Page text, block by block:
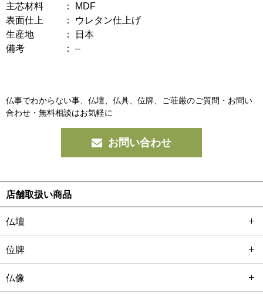
主芯材料
MDF
表面仕上
ウレタン仕上げ
生産地
日本
備考
–
仏事でわからない事、仏壇、仏具、位牌、ご荘厳のご質問・お問い
合わせ・無料相談はお気軽に
お問い合わせ
店舗取扱い商品
仏壇
位牌
仏像